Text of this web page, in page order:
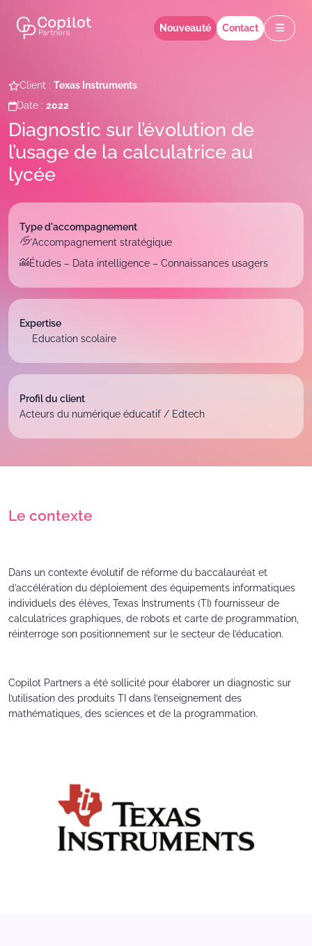
Nouveauté Contact
Client : Texas Instruments
Date : 2022
Diagnostic sur l’évolution de
l’usage de la calculatrice au
lycée
Typed'accompagnement
Accompagnement stratégique
Études – Data intelligence – Connaissances usagers
Expertise
Education scolaire
Profildu client
Acteurs du numérique éducatif / Edtech
Le contexte
Dans un contexte évolutif de réforme du baccalauréat et
d’accélération du déploiement des équipements informatiques
individuels des élèves, Texas Instruments (TI) fournisseur de
calculatrices graphiques, de robots et carte de programmation,
réinterroge son positionnement sur le secteur de l’éducation.
Copilot Partners a été sollicité pour élaborer un diagnostic sur
l’utilisation des produits TI dans l’enseignement des
mathématiques, des sciences et de la programmation.